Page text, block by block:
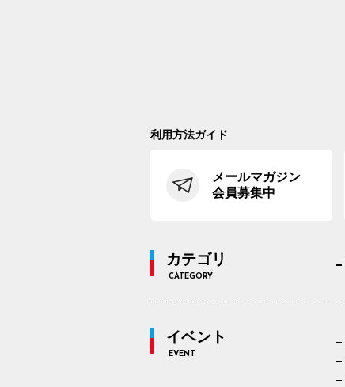
利用方法ガイド
メールマガジン
会員募集中
カテゴリ
CATEGORY
イベント
EVENT